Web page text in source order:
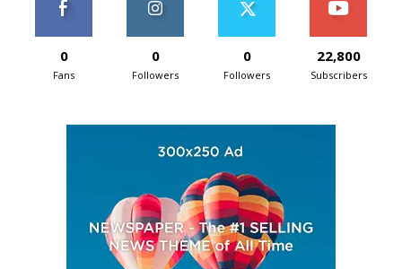
0
Fans
0
Followers
0
Followers
22,800
Subscribers